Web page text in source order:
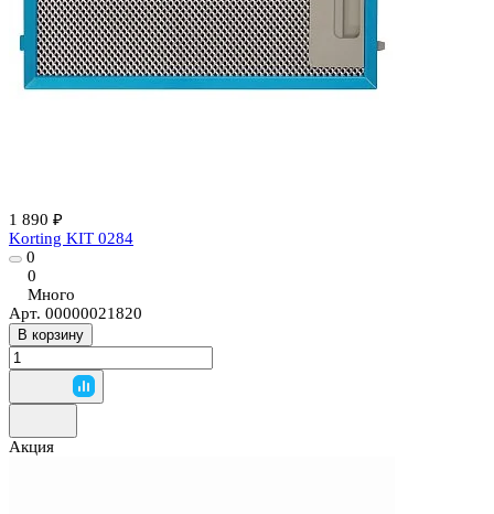
1 890 ₽
Korting KIT 0284
0
0
Много
Арт. 00000021820
В корзину
Акция